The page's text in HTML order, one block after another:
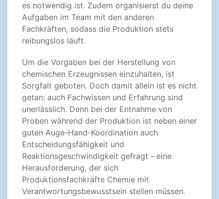
es notwendig ist. Zudem organisierst du deine
Aufgaben im Team mit den anderen
Fachkräften, sodass die Produktion stets
reibungslos läuft.
Um die Vorgaben bei der Herstellung von
chemischen Erzeugnissen einzuhalten, ist
Sorgfalt geboten. Doch damit allein ist es nicht
getan: auch Fachwissen und Erfahrung sind
unerlässlich. Denn bei der Entnahme von
Proben während der Produktion ist neben einer
guten Auge-Hand-Koordination auch
Entscheidungsfähigkeit und
Reaktionsgeschwindigkeit gefragt - eine
Herausforderung, der sich
Produktionsfachkräfte Chemie mit
Verantwortungsbewusstsein stellen müssen.